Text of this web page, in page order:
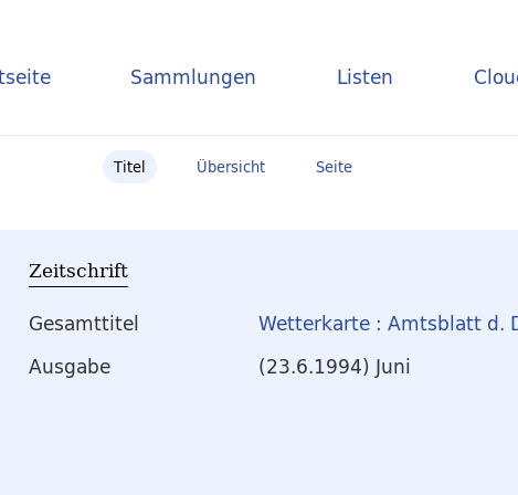
Sammlungen Listen
Titel Übersicht Seite
Zeitschrift
Gesamttitel
Wetterkarte : Amtsblatt d.
Ausgabe
(23.6.1994) Juni